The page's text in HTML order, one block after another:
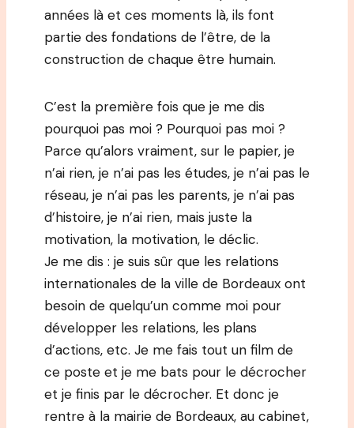
années là et ces moments là, ils font
partie des fondations de l’être, de la
construction de chaque être humain.
C’est la première fois que je me dis
pourquoi pas moi ? Pourquoi pas moi ?
Parce qu’alors vraiment, sur le papier, je
n’ai rien, je n’ai pas les études, je n’ai pas le
réseau, je n’ai pas les parents, je n’ai pas
d’histoire, je n’ai rien, mais juste la
motivation, la motivation, le déclic.
Je me dis : je suis sûr que les relations
internationales de la ville de Bordeaux ont
besoin de quelqu’un comme moi pour
développer les relations, les plans
d’actions, etc. Je me fais tout un film de
ce poste et je me bats pour le décrocher
et je finis par le décrocher. Et donc je
rentre à la mairie de Bordeaux, au cabinet,